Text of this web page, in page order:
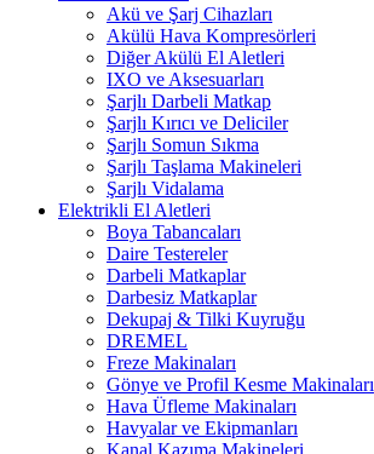
Akü ve Şarj Cihazları
Akülü Hava Kompresörleri
Diğer Akülü El Aletleri
IXO ve Aksesuarları
Şarjlı Darbeli Matkap
Şarjlı Kırıcı ve Deliciler
Şarjlı Somun Sıkma
Şarjlı Taşlama Makineleri
Şarjlı Vidalama
Elektrikli El Aletleri
Boya Tabancaları
Daire Testereler
Darbeli Matkaplar
Darbesiz Matkaplar
Dekupaj & Tilki Kuyruğu
DREMEL
Freze Makinaları
Gönye ve Profil Kesme Makinaları
Hava Üfleme Makinaları
Havyalar ve Ekipmanları
Kanal Kazıma Makineleri